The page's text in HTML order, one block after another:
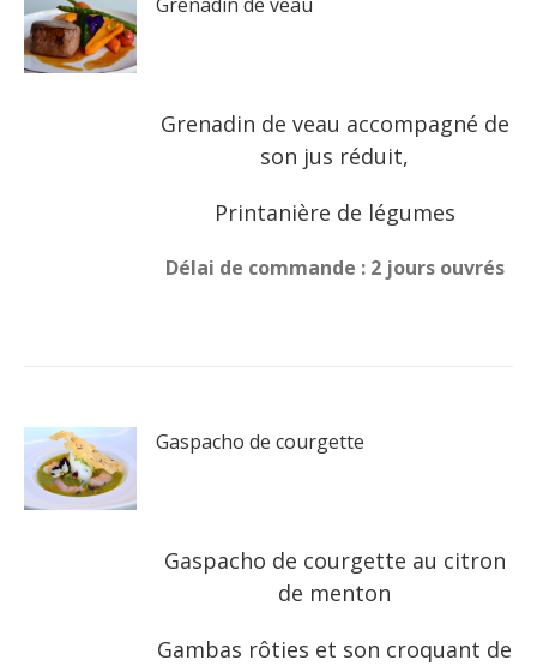
Grenadin de veau accompagné de
son jus réduit,
Printanière de légumes
Délai de commande : 2 jours ouvrés
Gaspacho de courgette
Gaspacho de courgette au citron
de menton
Gambas rôties et son croquant de